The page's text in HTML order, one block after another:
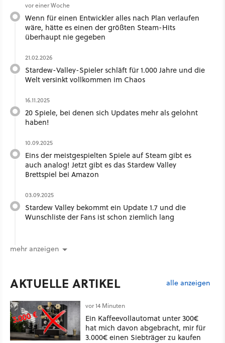
vor einer Woche
Wenn für einen Entwickler alles nach Plan verlaufen
wäre, hätte es einen der größten Steam-Hits
überhaupt nie gegeben
21.02.2026
Stardew-Valley-Spieler schläft für 1.000 Jahre und die
Welt versinkt vollkommen im Chaos
16.11.2025
20 Spiele, bei denen sich Updates mehr als gelohnt
haben!
10.09.2025
Eins der meistgespielten Spiele auf Steam gibt es
auch analog! Jetzt gibt es das Stardew Valley
Brettspiel bei Amazon
03.09.2025
Stardew Valley bekommt ein Update 1.7 und die
Wunschliste der Fans ist schon ziemlich lang
mehr anzeigen
AKTUELLE ARTIKEL alle anzeigen
vor 14 Minuten
Ein Kaffeevollautomat unter 300€
hat mich davon abgebracht, mir für
3.000€ einen Siebträger zu kaufen